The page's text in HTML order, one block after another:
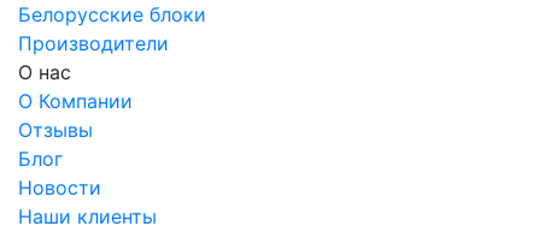
Белорусские блоки
Производители
О нас
О Компании
Отзывы
Блог
Новости
Наши клиенты